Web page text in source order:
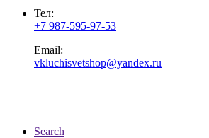
Тел:
+7 987-595-97-53
Email:
vkluchisvetshop@yandex.ru
Search